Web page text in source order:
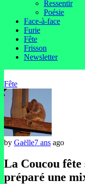
Ressentir
Poésie
Face-à-face
Furie
Fête
Frisson
Newsletter
Fête
by Gaëlle7 ans ago
La Coucou fête
préparé une